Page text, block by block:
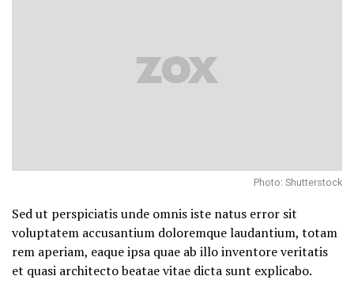
Photo: Shutterstock
Sed ut perspiciatis unde omnis iste natus error sit
voluptatem accusantium doloremque laudantium, totam
rem aperiam, eaque ipsa quae ab illo inventore veritatis
et quasi architecto beatae vitae dicta sunt explicabo.